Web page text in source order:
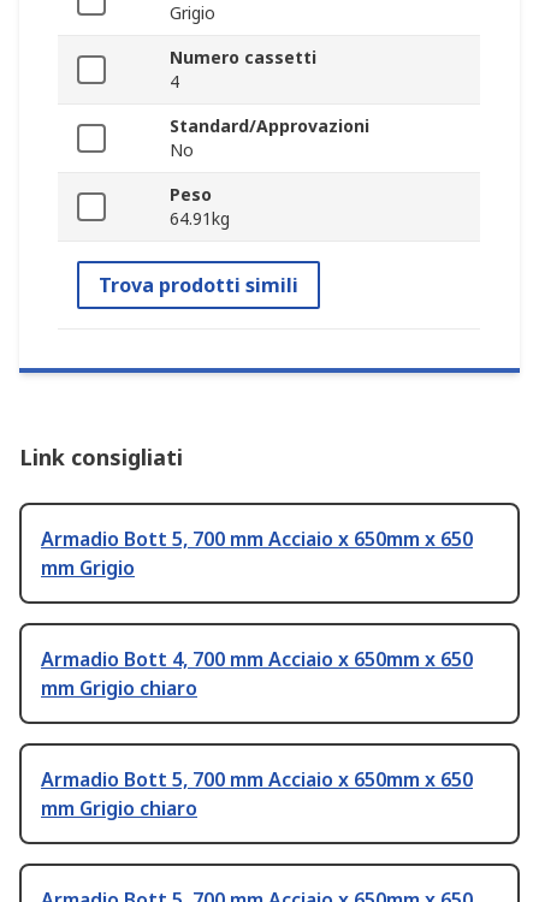
Grigio
Numero cassetti
4
Standard/Approvazioni
No
Peso
64.91kg
Trova prodotti simili
Link consigliati
Armadio Bott 5, 700 mm Acciaio x 650mm x 650
mm Grigio
Armadio Bott 4, 700 mm Acciaio x 650mm x 650
mm Grigio chiaro
Armadio Bott 5, 700 mm Acciaio x 650mm x 650
mm Grigio chiaro